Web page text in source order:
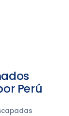
Perú